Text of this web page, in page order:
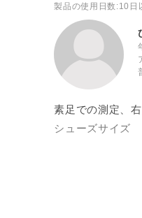
製品の使用日数 :10日
素足での測定、
シューズサイズ